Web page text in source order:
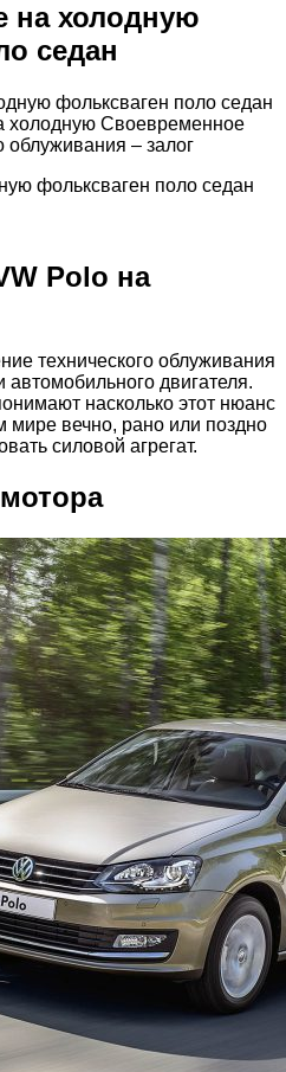
на холодную
седан
фольксваген поло седан
холодную Своевременное
облуживания – залог
фольксваген поло седан
Polo на
технического облуживания
автомобильного двигателя.
насколько этот нюанс
мире вечно, рано или поздно
силовой агрегат.